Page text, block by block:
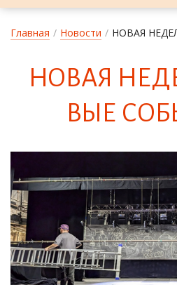
Главная / Новости / НОВАЯ
НО­ВАЯ
ВЫЕ